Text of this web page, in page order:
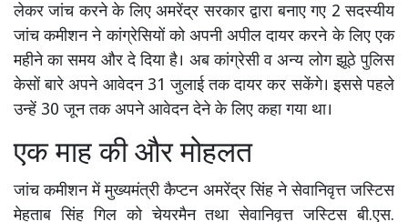
लेकर जांच करने के लिए अमरेंद्र सरकार द्वारा बनाए गए 2 सदस्यीय
जांच कमीशन ने कांग्रेसियों को अपनी अपील दायर करने के लिए एक
महीने का समय और दे दिया है। अब कांग्रेसी व अन्य लोग झूठे पुलिस
केसों बारे अपने आवेदन 31 जुलाई तक दायर कर सकेंगे। इससे पहले
उन्हें 30 जून तक अपने आवेदन देने के लिए कहा गया था।
एक माह की और मोहलत
जांच कमीशन में मुख्यमंत्री कैप्टन अमरेंद्र सिंह ने सेवानिवृत्त जस्टिस
मेहताब सिंह गिल को चेयरमैन तथा सेवानिवृत्त जस्टिस बी.एस.